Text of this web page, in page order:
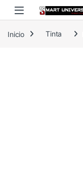
Skip to navigation
Skip to content
Inicio Tinta